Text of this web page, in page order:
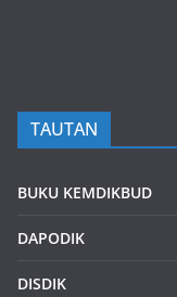
TAUTAN
BUKU KEMDIKBUD
DAPODIK
DISDIK